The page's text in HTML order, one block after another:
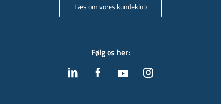
Læs om vores kundeklub
Følg os her: